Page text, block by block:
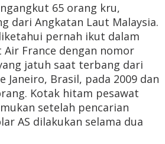
65 orang kru,
dari Angkatan Laut Malaysia.
pernah ikut dalam
Air France dengan nomor
jatuh saat terbang dari
Janeiro, Brasil, pada 2009 dan
Kotak hitam pesawat
setelah pencarian
AS dilakukan selama dua